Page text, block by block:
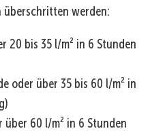
überschritten werden:
20 bis 35 l/m² in 6 Stunden
oder über 35 bis 60 l/m² in
über 60 l/m² in 6 Stunden